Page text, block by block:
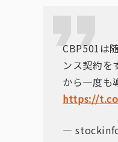
CBP501は
ンス契約を
から一度も
https://
—